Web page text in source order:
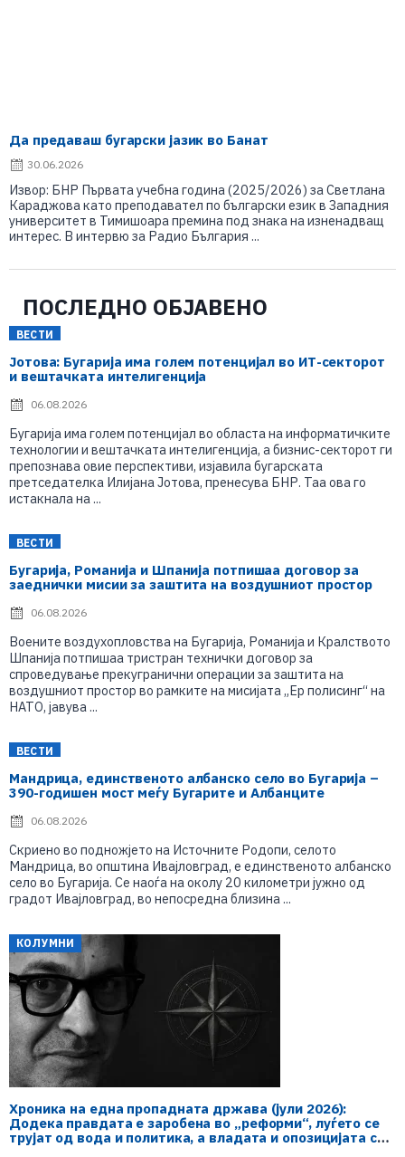
Да предаваш бугарски јазик во Банат
30.06.2026
Извор: БНР Първата учебна година (2025/2026) за Светлана
Караджова като преподавател по български език в Западния
университет в Тимишоара премина под знака на изненадващ
интерес. В интервю за Радио България ...
ПОСЛЕДНО ОБЈАВЕНО
ВЕСТИ
Јотова: Бугарија има голем потенцијал во ИТ-секторот
и вештачката интелигенција
06.08.2026
Бугарија има голем потенцијал во областа на информатичките
технологии и вештачката интелигенција, а бизнис-секторот ги
препознава овие перспективи, изјавила бугарската
претседателка Илијана Јотова, пренесува БНР. Таа ова го
истакнала на ...
ВЕСТИ
Бугарија, Романија и Шпанија потпишаа договор за
заеднички мисии за заштита на воздушниот простор
06.08.2026
Воените воздухопловства на Бугарија, Романија и Кралството
Шпанија потпишаа тристран технички договор за
спроведување прекугранични операции за заштита на
воздушниот простор во рамките на мисијата „Ер полисинг“ на
НАТО, јавува ...
ВЕСТИ
Мандрица, единственото албанско село во Бугарија –
390-годишен мост меѓу Бугарите и Албанците
06.08.2026
Скриено во подножјето на Источните Родопи, селото
Мандрица, во општина Ивајловград, е единственото албанско
село во Бугарија. Се наоѓа на околу 20 километри јужно од
градот Ивајловград, во непосредна близина ...
КОЛУМНИ
Хроника на една пропадната држава (јули 2026):
Додека правдата е заробена во „реформи“, луѓето се
трујат од вода и политика, а владата и опозицијата се